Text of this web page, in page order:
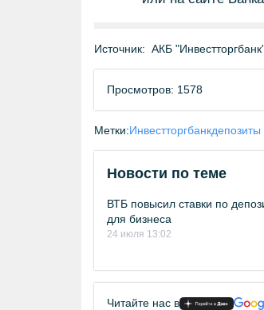
Источник: АКБ
Просмотров: 1578
Метки:Инвестторгбанк
Новости по теме
ВТБ повысил ставки по
для бизнеса
24 июля 13:02
Читайте нас в